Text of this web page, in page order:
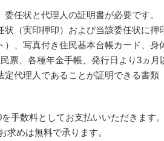
任状と代理人の証明書が必要です。
状（実印押印）および当該委任状に
）、写真付き住民基本台帳カード、
票、各種年金手帳、発行日より3ヵ月
定代理人であることが証明できる書類
手数料としてお支払いいただきま
めは無料で承ります。